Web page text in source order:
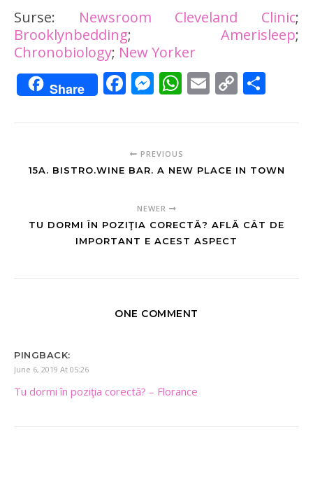
Surse: Newsroom Cleveland Clinic;
Brooklynbedding; Amerisleep;
Chronobiology; New Yorker
Share Facebook
Messenger
WhatsApp
Email
Copy
PREVIOUS
15A. BISTRO.WINE BAR. A NEW PLACE IN TOWN
NEWER
TU DORMI ÎN POZIŢIA CORECTĂ? AFLĂ CÂT DE
IMPORTANT E ACEST ASPECT
ONE COMMENT
PINGBACK:
June 6, 2019 At 05:26
Tu dormi în poziţia corectă? – Florance